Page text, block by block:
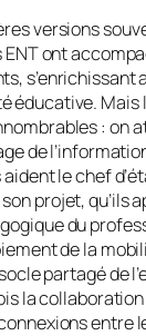
versions
ont
s’enrichissant
éducative. Mais
: on
de
aident le chef
projet, qu’ils
du
de la
partagé de
la
entre